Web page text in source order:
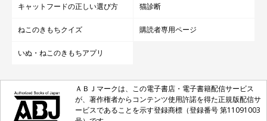
キャットフードの正しい選び方 猫診断
ねこのきもちクイズ 購読者専用ページ
いぬ・ねこのきもちアプリ
ＡＢＪマークは、この電子書店・電子書籍配信サービス
が、著作権者からコンテンツ使用許諾を得た正規版配信サ
ービスであることを示す登録商標（登録番号 第11091003